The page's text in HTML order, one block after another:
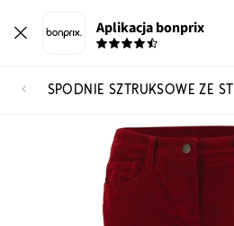
Aplikacja bonprix